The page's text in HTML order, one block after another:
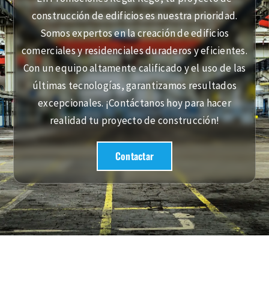
BLOG
CONTACTO
construcción de edificios es nuestra prioridad.
Somos expertos en la creación de edificios
comerciales y residenciales duraderos y eficientes.
Con un equipo altamente calificado y el uso de las
últimas tecnologías, garantizamos resultados
excepcionales. ¡Contáctanos hoy para hacer
realidad tu proyecto de construcción!
Contactar